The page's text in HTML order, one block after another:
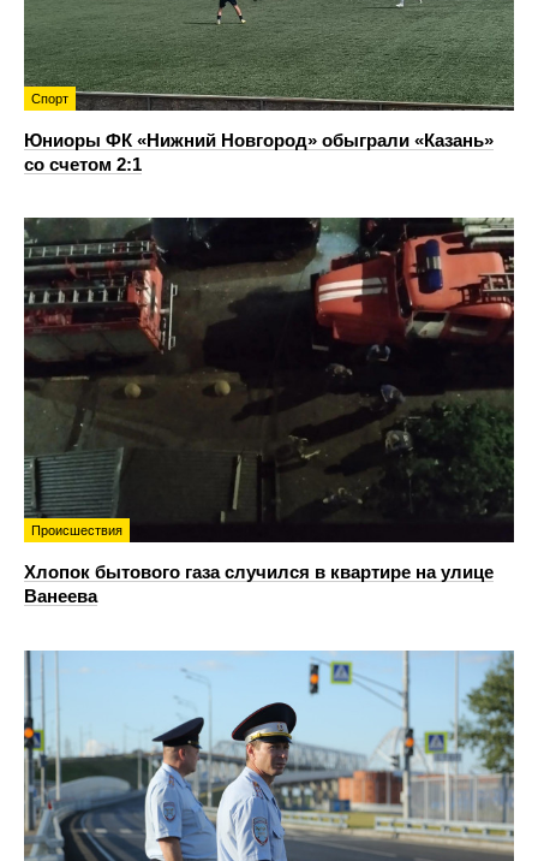
Спорт
Юниоры ФК «Нижний Новгород» обыграли «Казань»
со счетом 2:1
Происшествия
Хлопок бытового газа случился в квартире на улице
Ванеева